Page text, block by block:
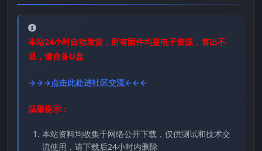
本站24小时自动发货，所有固件均是电子资源，售出不
退，请自备U盘
→→→点击此处进社区交流←←←
温馨提示：
本站资料均收集于网络公开下载，仅供测试和技术交
流使用，请下载后24小时内删除